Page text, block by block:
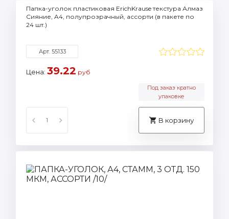
Папка-уголок пластиковая ErichKrause текстура Алмаз
Сияние, A4, полупрозрачный, ассорти (в пакете по
24 шт.)
Арт. 55133
Цена: 39.22 руб
Под заказ кратно
упаковке
В корзину